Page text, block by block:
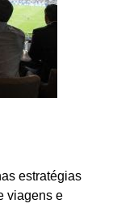
eventos
da
de
de
a órgãos
estratégias
viagens e